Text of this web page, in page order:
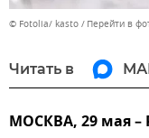
© Fotolia/ kasto Перейти в
Читать в
МОСКВА, 29 мая